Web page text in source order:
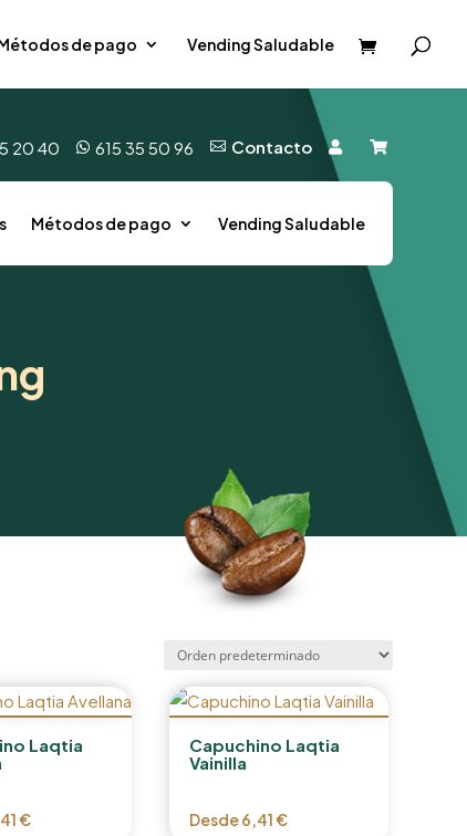
de pago Vending Saludable
20 40  615 35 50 96  Contacto  
Métodos de pago Vending Saludable
Laqtia
€
Capuchino Laqtia
Vainilla
Desde6,41€